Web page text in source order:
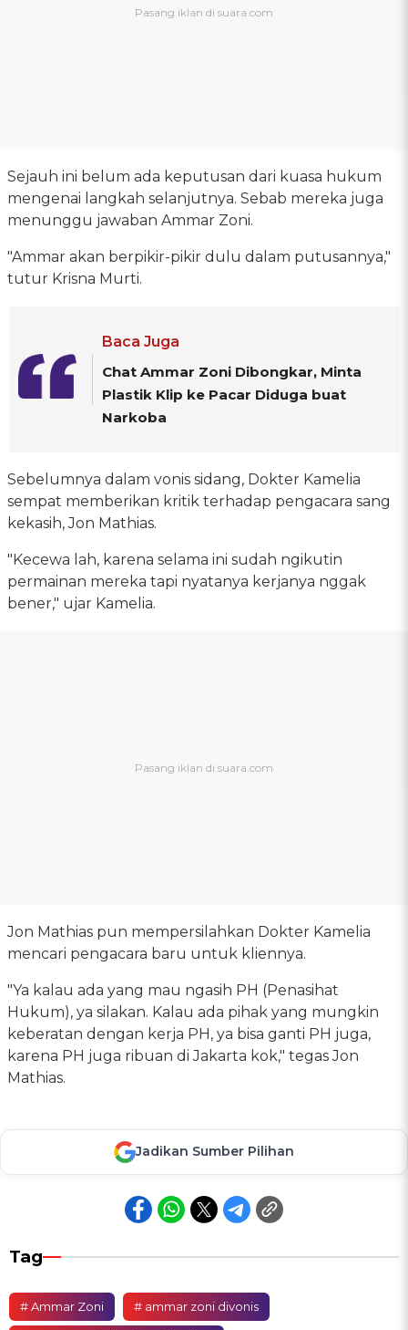
Sejauh ini belum ada keputusan dari kuasa hukum
mengenai langkah selanjutnya. Sebab mereka juga
menunggu jawaban Ammar Zoni.
"Ammar akan berpikir-pikir dulu dalam putusannya,"
tutur Krisna Murti.
Baca Juga
Chat Ammar Zoni Dibongkar, Minta
Plastik Klip ke Pacar Diduga buat
Narkoba
Sebelumnya dalam vonis sidang, Dokter Kamelia
sempat memberikan kritik terhadap pengacara sang
kekasih, Jon Mathias.
"Kecewa lah, karena selama ini sudah ngikutin
permainan mereka tapi nyatanya kerjanya nggak
bener," ujar Kamelia.
Jon Mathias pun mempersilahkan Dokter Kamelia
mencari pengacara baru untuk kliennya.
"Ya kalau ada yang mau ngasih PH (Penasihat
Hukum), ya silakan. Kalau ada pihak yang mungkin
keberatan dengan kerja PH, ya bisa ganti PH juga,
karena PH juga ribuan di Jakarta kok," tegas Jon
Mathias.
Jadikan Sumber Pilihan
Tag
# Ammar Zoni # ammar zoni divonis